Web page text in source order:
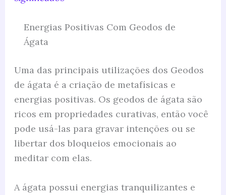
Energias Positivas Com Geodos de
Ágata
Uma das principais utilizações dos Geodos
de ágata é a criação de metafísicas e
energias positivas. Os geodos de ágata são
ricos em propriedades curativas, então você
pode usá-las para gravar intenções ou se
libertar dos bloqueios emocionais ao
meditar com elas.
A ágata possui energias tranquilizantes e